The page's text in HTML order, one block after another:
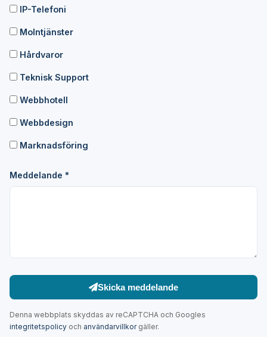
IP-Telefoni
Molntjänster
Hårdvaror
Teknisk Support
Webbhotell
Webbdesign
Marknadsföring
Meddelande *
Skicka meddelande
Denna webbplats skyddas av reCAPTCHA och Googles
integritetspolicy och användarvillkorgäller.